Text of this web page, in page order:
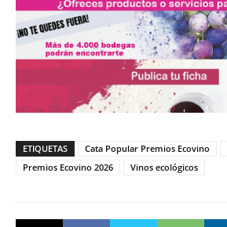
ETIQUETAS Cata Popular Premios Ecovino
Premios Ecovino 2026
Vinos ecológicos